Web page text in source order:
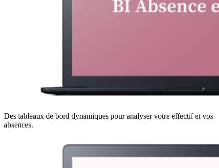
Des tableaux de bord dynamiques pour analyser votre effectif et vos
absences.